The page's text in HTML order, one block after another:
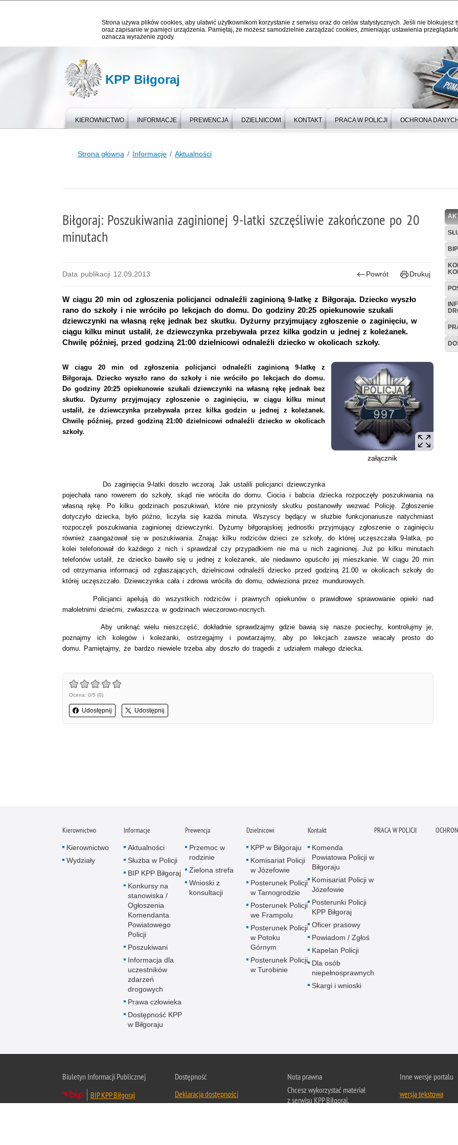
Strona używa plików cookies, aby ułatwić użytkownikom korzystanie z serwisu oraz do celów statystycznych. Jeśli nie blokujesz
oraz zapisanie w pamięci urządzenia. Pamiętaj, że możesz samodzielnie zarządzać cookies, zmieniając ustawienia
oznacza wyrażenie zgody.
KPP Biłgoraj
KIEROWNICTWO INFORMACJE PREWENCJA DZIELNICOWI KONTAKT PRACA W POLICJI OCHRONA DANYCH
Strona główna Informacje Aktualności
Biłgoraj: Poszukiwania zaginionej 9-latki szczęśliwie zakończone po 20
minutach
Data publikacji 12.09.2013 Powrót Drukuj
W ciągu 20 min od zgłoszenia policjanci odnaleźli zaginioną 9-latkę z Biłgoraja. Dziecko wyszło
rano do szkoły i nie wróciło po lekcjach do domu. Do godziny 20:25 opiekunowie szukali
dziewczynki na własną rękę jednak bez skutku. Dyżurny przyjmujący zgłoszenie o zaginięciu, w
ciągu kilku minut ustalił, że dziewczynka przebywała przez kilka godzin u jednej z koleżanek.
Chwilę później, przed godziną 21:00 dzielnicowi odnaleźli dziecko w okolicach szkoły.
załącznik
W ciągu 20 min od zgłoszenia policjanci odnaleźli zaginioną 9-latkę z
Biłgoraja. Dziecko wyszło rano do szkoły i nie wróciło po lekcjach do domu.
Do godziny 20:25 opiekunowie szukali dziewczynki na własną rękę jednak bez
skutku. Dyżurny przyjmujący zgłoszenie o zaginięciu, w ciągu kilku minut
ustalił, że dziewczynka przebywała przez kilka godzin u jednej z koleżanek.
Chwilę później, przed godziną 21:00 dzielnicowi odnaleźli dziecko w okolicach
szkoły.
Do zaginięcia 9-latki doszło wczoraj. Jak ustalili policjanci dziewczynka
pojechała rano rowerem do szkoły, skąd nie wróciła do domu. Ciocia i babcia dziecka rozpoczęły poszukiwania na
własną rękę. Po kilku godzinach poszukiwań, które nie przyniosły skutku postanowiły wezwać Policję. Zgłoszenie
dotyczyło dziecka, było późno, liczyła się każda minuta. Wszyscy będący w służbie funkcjonariusze natychmiast
rozpoczęli poszukiwania zaginionej dziewczynki. Dyżurny biłgorajskiej jednostki przyjmujący zgłoszenie o zaginięciu
również zaangażował się w poszukiwania. Znając kilku rodziców dzieci ze szkoły, do której uczęszczała 9-latka, po
kolei telefonował do każdego z nich i sprawdzał czy przypadkiem nie ma u nich zaginionej. Już po kilku minutach
telefonów ustalił, że dziecko bawiło się u jednej z koleżanek, ale niedawno opuściło jej mieszkanie. W ciągu 20 min
od otrzymania informacji od zgłaszających, dzielnicowi odnaleźli dziecko przed godziną 21.00 w okolicach szkoły do
której uczęszczało. Dziewczynka cała i zdrowa wróciła do domu, odwieziona przez mundurowych.
Policjanci apelują do wszystkich rodziców i prawnych opiekunów o prawidłowe sprawowanie opieki nad
małoletnimi dziećmi, zwłaszcza w godzinach wieczorowo-nocnych.
Aby uniknąć wielu nieszczęść, dokładnie sprawdzajmy gdzie bawią się nasze pociechy, kontrolujmy je,
poznajmy ich kolegów i koleżanki, ostrzegajmy i powtarzajmy, aby po lekcjach zawsze wracały prosto do
domu. Pamiętajmy, że bardzo niewiele trzeba aby doszło do tragedii z udziałem małego dziecka.
Ocena: 0/5 (0)
Udostępnij Udostępnij
Kierownictwo
Kierownictwo
Wydziały
Informacje
Aktualności
Służba w Policji
BIP KPP Biłgoraj
Konkursy na
stanowiska /
Ogłoszenia
Komendanta
Powiatowego
Policji
Poszukiwani
Informacja dla
uczestników
zdarzeń
drogowych
Prawa człowieka
Dostępność KPP
w Biłgoraju
Prewencja
Przemoc w
rodzinie
Zielona strefa
Wnioski z
konsultacji
Dzielnicowi
KPP w Biłgoraju
Komisariat Policji
w Józefowie
Posterunek Policji
w Tarnogrodzie
Posterunek Policji
we Frampolu
Posterunek Policji
w Potoku
Górnym
Posterunek Policji
w Turobinie
Kontakt
Komenda
Powiatowa Policji w
Biłgoraju
Komisariat Policji w
Józefowie
Posterunki Policji
KPP Biłgoraj
Oficer prasowy
Powiadom / Zgłoś
Kapelan Policji
Dla osób
niepełnosprawnych
Skargi i wnioski
PRACA W POLICJI
Biuletyn Informacji Publicznej
BIP KPP Biłgoraj
Dostępność
Deklaracja dostępności
Nota prawna
Chcesz wykorzystać materiał
z serwisu KPP Biłgoraj.
Inne wersje portalu
wersja tekstowa